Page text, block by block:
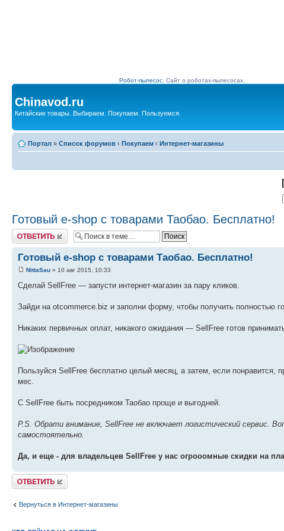
Робот-пылесос. Сайт о роботах-пылесосах.
Chinavod.ru
Китайские товары. Выбираем. Покупаем. Пользуемся.
Портал » Список форумов ‹ Покупаем ‹ Интернет-магазины
Готовый e-shop с товарами Таобао. Бесплатно!
Комментировать
Готовый e-shop с товарами Таобао. Бесплатно!
NittaSau » 10 авг 2015, 10:33
Сделай SellFree — запусти интернет-магазин за пару кликов.
Зайди на otcommerce.biz и заполни форму, чтобы получить полностью
Никаких первичных оплат, никакого ожидания — SellFree готов
Пользуйся SellFree бесплатно целый месяц, а затем, если понравится,
мес.
С SellFree быть посредником Таобао проще и выгодней.
P.S. Обрати внимание, SellFree не включает логистический сервис.
самостоятельно.
Да, и еще - для владельцев SellFree у нас огрооомные скидки на
Комментировать
Вернуться в Интернет-магазины